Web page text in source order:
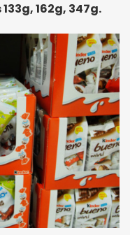
162g, 347g.